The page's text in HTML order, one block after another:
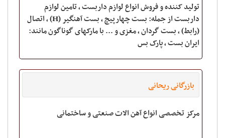
تولید کننده و فروش انواع لوازم داربست ، تامین لوازم
داربست از جمله: بست چهارپیچ ، بست آهنگیر (H) ، اتصال
(رابط) ، بست گردان ، مغزى و ... با مارکهاى گوناگون مانند:
ایران بست ، پارک بس
بازرگانی ریحانی
مرکز تخصصی انواع آهن الات صنعتی و ساختمانی